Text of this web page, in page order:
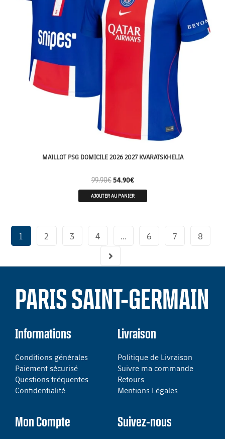
MAILLOT PSG DOMICILE 2026 2027 KVARATSKHELIA
99.90€ 54.90€
AJOUTER AU PANIER
1 2 3 4 … 6 7 8
PARIS SAINT-GERMAIN
Informations
Conditions générales
Paiement sécurisé
Questions fréquentes
Confidentialité
Livraison
Politique de Livraison
Suivre ma commande
Retours
Mentions Légales
Mon Compte Suivez-nous